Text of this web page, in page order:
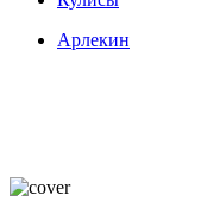
Арлекин